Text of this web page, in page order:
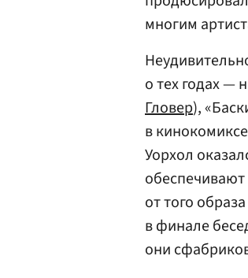
многим
о тех годах —
Гловер),
в
Уорхол
от того
в финале
они